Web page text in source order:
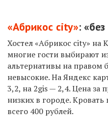
«Абрикос city»:
Хостел «Абрикос city» на
многие гости выбирают
альтернативы на правом
невысокие. На Яндекс
3,2, на 2gis — 2,4. Цена за
низких в городе.
всего 400 рублей.